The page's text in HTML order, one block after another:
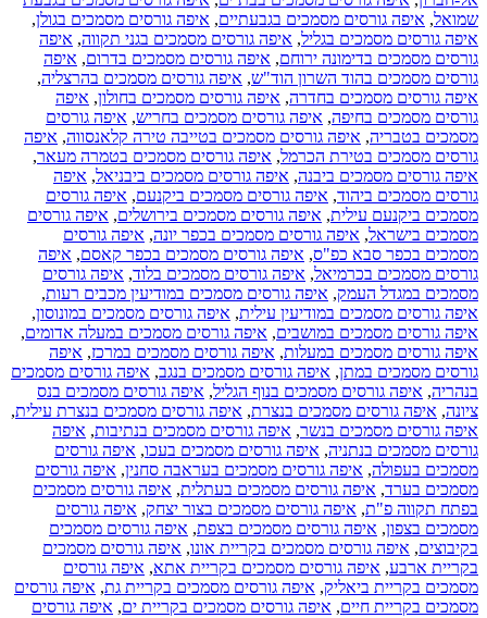
שמואל, איפה גורסים מסמכים בגבעתיים, איפה גורסים מסמכים בגולן,
איפה גורסים מסמכים בגליל, איפה גורסים מסמכים בגני תקווה, איפה
גורסים מסמכים בדימונה ירוחם, איפה גורסים מסמכים בדרום, איפה
גורסים מסמכים בהוד השרון הוד"ש, איפה גורסים מסמכים בהרצליה,
איפה גורסים מסמכים בחדרה, איפה גורסים מסמכים בחולון, איפה
גורסים מסמכים בחיפה, איפה גורסים מסמכים בחריש, איפה גורסים
מסמכים בטבריה, איפה גורסים מסמכים בטייבה טירה קלאנסווה, איפה
גורסים מסמכים בטירת הכרמל, איפה גורסים מסמכים בטמרה מעאר,
איפה גורסים מסמכים ביבנה, איפה גורסים מסמכים ביבניאל, איפה
גורסים מסמכים ביהוד, איפה גורסים מסמכים ביקנעם, איפה גורסים
מסמכים ביקנעם עילית, איפה גורסים מסמכים בירושלים, איפה גורסים
מסמכים בישראל, איפה גורסים מסמכים בכפר יונה, איפה גורסים
מסמכים בכפר סבא כפ"ס, איפה גורסים מסמכים בכפר קאסם, איפה
גורסים מסמכים בכרמיאל, איפה גורסים מסמכים בלוד, איפה גורסים
מסמכים במגדל העמק, איפה גורסים מסמכים במודיעין מכבים רעות,
איפה גורסים מסמכים במודיעין עילית, איפה גורסים מסמכים במונוסון,
איפה גורסים מסמכים במושבים, איפה גורסים מסמכים במעלה אדומים,
איפה גורסים מסמכים במעלות, איפה גורסים מסמכים במרכז, איפה
גורסים מסמכים במתן, איפה גורסים מסמכים בנגב, איפה גורסים מסמכים
בנהריה, איפה גורסים מסמכים בנוף הגליל, איפה גורסים מסמכים בנס
ציונה, איפה גורסים מסמכים בנצרת, איפה גורסים מסמכים בנצרת עילית,
איפה גורסים מסמכים בנשר, איפה גורסים מסמכים בנתיבות, איפה
גורסים מסמכים בנתניה, איפה גורסים מסמכים בעכו, איפה גורסים
מסמכים בעפולה, איפה גורסים מסמכים בעראבה סחנין, איפה גורסים
מסמכים בערד, איפה גורסים מסמכים בעתלית, איפה גורסים מסמכים
בפתח תקווה פ"ת, איפה גורסים מסמכים בצור יצחק, איפה גורסים
מסמכים בצפון, איפה גורסים מסמכים בצפת, איפה גורסים מסמכים
בקיבוצים, איפה גורסים מסמכים בקריית אונו, איפה גורסים מסמכים
בקריית ארבע, איפה גורסים מסמכים בקריית אתא, איפה גורסים
מסמכים בקריית ביאליק, איפה גורסים מסמכים בקריית גת, איפה גורסים
מסמכים בקריית חיים, איפה גורסים מסמכים בקריית ים, איפה גורסים